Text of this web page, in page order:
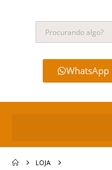
WhatsApp
LOJA